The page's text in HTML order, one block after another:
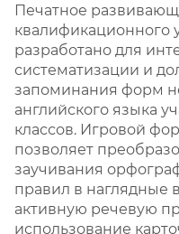
Печатное
квалификационного
разработано для
систематизации и
запоминания форм
английского языка
классов. Игровой
позволяет
заучивания
правил в наглядные
активную речевую
использование